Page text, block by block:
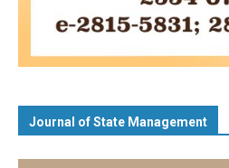
Journal of State Management